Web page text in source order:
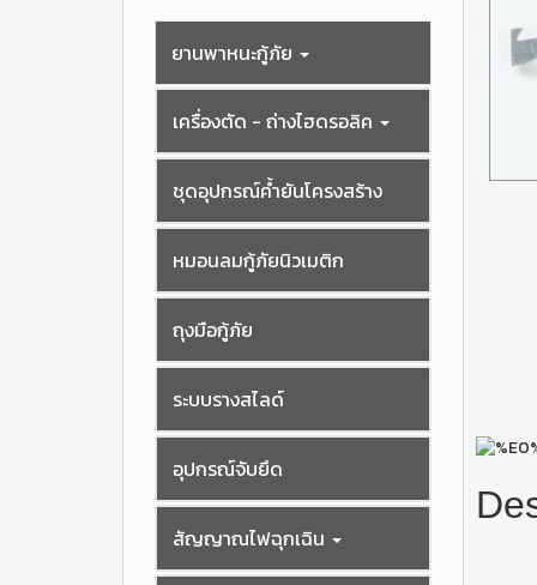
ยานพาหนะกู้ภัย
เครื่องตัด - ถ่างไฮดรอลิค
ชุดอุปกรณ์ค้ำยันโครงสร้าง
หมอนลมกู้ภัยนิวเมติก
ถุงมือกู้ภัย
ระบบรางสไลด์
อุปกรณ์จับยึด
สัญญาณไฟฉุกเฉิน